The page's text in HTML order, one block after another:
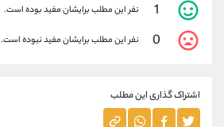
1 نفر این مطلب برایشان مفید بوده است.
0 نفر این مطلب برایشان مفید نبوده است.
اشتراک گذاری این مطلب